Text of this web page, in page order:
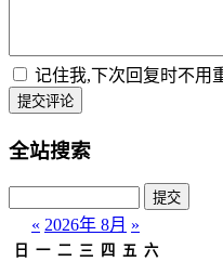
记住我,下次回复时不用
提交评论
全站搜索
« 2026年 8月 »
日 一 二 三 四 五 六